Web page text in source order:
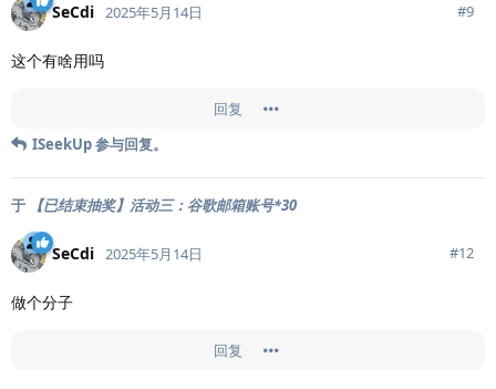
SeCdi 2025年5月14日 #9
这个有啥用吗
回复
ISeekUp参与回复。
于 【已结束抽奖】活动三：谷歌邮箱账号*30
SeCdi 2025年5月14日 #12
做个分子
回复